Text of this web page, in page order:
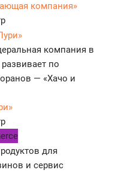
компания»
компания в
по
— «Хачо и
для
и сервис